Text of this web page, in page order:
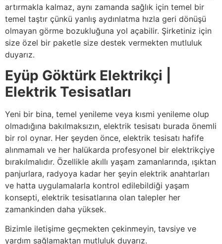
artırmakla kalmaz, aynı zamanda sağlık için temel bir
temel taştır çünkü yanlış aydınlatma hızla geri dönüşü
olmayan görme bozukluğuna yol açabilir. Şirketiniz için
size özel bir paketle size destek vermekten mutluluk
duyarız.
Eyüp Göktürk Elektrikçi |
Elektrik Tesisatları
Yeni bir bina, temel yenileme veya kısmi yenileme olup
olmadığına bakılmaksızın, elektrik tesisatı burada önemli
bir rol oynar. Her şeyden önce, elektrik tesisatı hafife
alınmamalı ve her halükarda profesyonel bir elektrikçiye
bırakılmalıdır. Özellikle akıllı yaşam zamanlarında, ışıktan
panjurlara, radyoya kadar her şeyin elektrik anahtarları
ve hatta uygulamalarla kontrol edilebildiği yaşam
konsepti, elektrik tesisatlarına olan talepler her
zamankinden daha yüksek.
Bizimle iletişime geçmekten çekinmeyin, tavsiye ve
yardım sağlamaktan mutluluk duyarız.